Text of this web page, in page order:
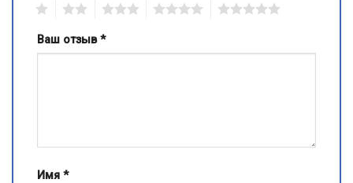
Ваш отзыв*
Имя *